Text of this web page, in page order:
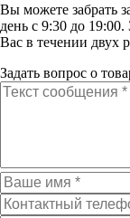
Вы можете забрать
день с 9:30 до
Вас в течении двух
Задать вопрос о